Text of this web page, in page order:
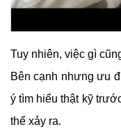
Tuy nhiên, việc gì
Bên cạnh nhưng ưu
ý tìm hiểu thật kỹ
thể xảy ra.